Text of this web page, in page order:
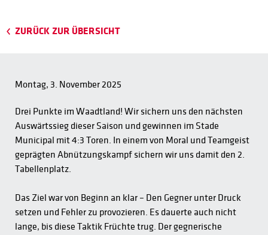
ZURÜCK ZUR ÜBERSICHT
Montag, 3. November 2025
Drei Punkte im Waadtland! Wir sichern uns den nächsten
Auswärtssieg dieser Saison und gewinnen im Stade
Municipal mit 4:3 Toren. In einem von Moral und Teamgeist
geprägten Abnützungskampf sichern wir uns damit den 2.
Tabellenplatz.
Das Ziel war von Beginn an klar – Den Gegner unter Druck
setzen und Fehler zu provozieren. Es dauerte auch nicht
lange, bis diese Taktik Früchte trug. Der gegnerische